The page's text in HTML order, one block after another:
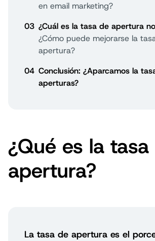
en email marketing?
03 ¿Cuál es la tasa de apertura
¿Cómo puede mejorarse la
apertura?
04 Conclusión: ¿Aparcamos la
aperturas?
¿Qué es la
apertura?
La tasa de apertura es el